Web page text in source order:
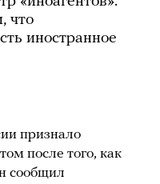
что
иностранное
признало
после того, как
сообщил